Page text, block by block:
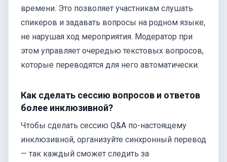
времени. Это позволяет участникам слушать
спикеров и задавать вопросы на родном языке,
не нарушая ход мероприятия. Модератор при
этом управляет очередью текстовых вопросов,
которые переводятся для него автоматически.
Как сделать сессию вопросов и ответов
более инклюзивной?
Чтобы сделать сессию Q&A по-настоящему
инклюзивной, организуйте синхронный перевод
— так каждый сможет следить за